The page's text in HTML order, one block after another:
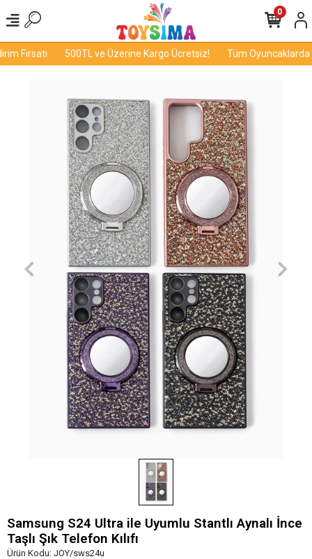
Fırsatı 500TL ve Üzerine Kargo Ücretsiz! Tüm Oyuncaklarda
0
Samsung S24 Ultra ile Uyumlu Stantlı Aynalı İnce
Taşlı Şık Telefon Kılıfı
Ürün Kodu: JOY/sws24u